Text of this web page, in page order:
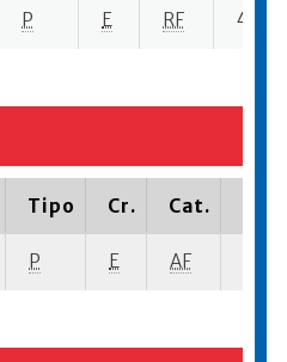
P E RF 4 se-
Tipo Cr. Cat.
P E AF